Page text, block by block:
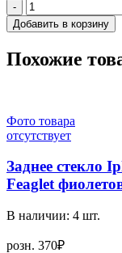
-
Добавить в корзину
Похожие
Фото товара
отсутствует
Заднее стекло
Feaglet
В наличии: 4 шт.
розн. 370₽